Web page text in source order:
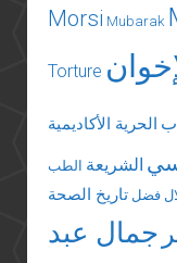
Morsi Mubarak
Torture
الحرية الأكاديمية
الشريعة الطب
فضل تاريخ الصحة
جمال عبد